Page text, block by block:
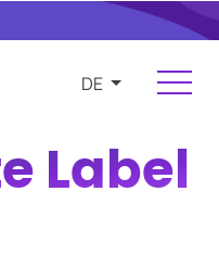
DE
Label